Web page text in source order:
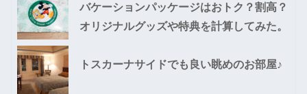
バケーションパッケージはおトク？割高？
オリジナルグッズや特典を計算してみた。
トスカーナサイドでも良い眺めのお部屋♪